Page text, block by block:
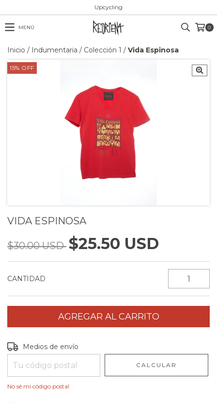
Upcycling
MENÚ 0
Inicio / Indumentaria / Colección 1 / Vida Espinosa
15% OFF
VIDA ESPINOSA
$30.00 USD $25.50 USD
CANTIDAD
Entregas para el CP:
Medios de envío
CALCULAR
No sé mi código postal